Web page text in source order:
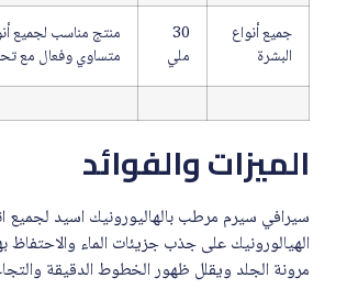
جميع أنواع
البشرة
30
ملي
منتج مناسب لجميع
متساوي وفعال مع
الميزات والفوائد
الهيالورونيك على جذب جزيئات الماء والاحتفاظ
مرونة الجلد ويقلل ظهور الخطوط الدقيقة